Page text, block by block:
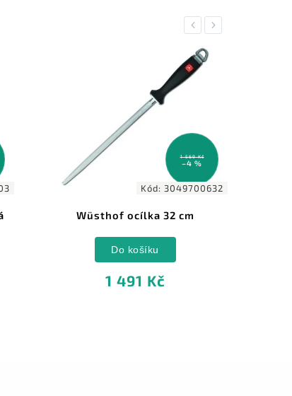
Previous
1 569 Kč
–4 %
Kód: 3049700632
Wüsthof ocílka 32 cm
1 491 Kč
Do košíku
Next